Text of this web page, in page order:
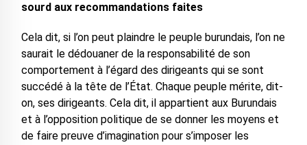
sourd aux recommandations faites
Cela dit, si l’on peut plaindre le peuple burundais, l’on ne
saurait le dédouaner de la responsabilité de son
comportement à l’égard des dirigeants qui se sont
succédé à la tête de l’État. Chaque peuple mérite, dit-
on, ses dirigeants. Cela dit, il appartient aux Burundais
et à l’opposition politique de se donner les moyens et
de faire preuve d’imagination pour s’imposer les